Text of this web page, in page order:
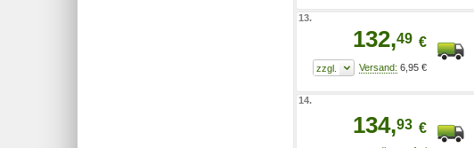
13.
132,49 €
6,95 €
14.
134,93 €